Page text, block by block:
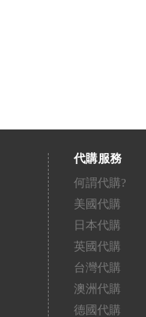
代購服務
何謂代購?
美國代購
日本代購
英國代購
台灣代購
澳洲代購
德國代購